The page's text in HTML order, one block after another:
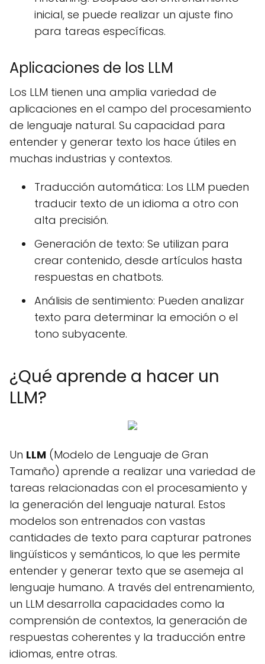
inicial, se puede realizar un ajuste fino
para tareas específicas.
Aplicaciones de los LLM
Los LLM tienen una amplia variedad de
aplicaciones en el campo del procesamiento
de lenguaje natural. Su capacidad para
entender y generar texto los hace útiles en
muchas industrias y contextos.
Traducción automática: Los LLM pueden
traducir texto de un idioma a otro con
alta precisión.
Generación de texto: Se utilizan para
crear contenido, desde artículos hasta
respuestas en chatbots.
Análisis de sentimiento: Pueden analizar
texto para determinar la emoción o el
tono subyacente.
¿Qué aprende a hacer un
LLM?
Un LLM (Modelo de Lenguaje de Gran
Tamaño) aprende a realizar una variedad de
tareas relacionadas con el procesamiento y
la generación del lenguaje natural. Estos
modelos son entrenados con vastas
cantidades de texto para capturar patrones
lingüísticos y semánticos, lo que les permite
entender y generar texto que se asemeja al
lenguaje humano. A través del entrenamiento,
un LLM desarrolla capacidades como la
comprensión de contextos, la generación de
respuestas coherentes y la traducción entre
idiomas, entre otras.